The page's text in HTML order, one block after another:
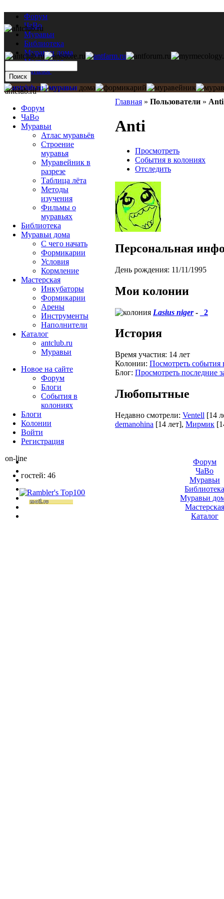
Форум
ЧаВо
Муравьи
Библиотека
Муравьи дома
Мастерская
Каталог
Главная » Пользователи » Anti
Anti
Просмотреть
События в колониях
Отследить
Персональная
День рождения: 11/11/1995
Мои колонии
Lasius niger- _2
История
Время участия: 14 лет
Колонии: Посмотреть события
Блог: Просмотреть последние
Любопытные
Недавно смотрели: Ventell [14
demanohina [14 лет], Мирмик
antclub.ru
Форум
ЧаВо
Муравьи
Атлас муравьёв
Строение
муравья
Муравейник в
разрезе
Таблица лёта
Методы
изучения
Фильмы о
муравьях
Библиотека
Муравьи дома
С чего начать
Формикарии
Условия
Кормление
Мастерская
Инкубаторы
Формикарии
Арены
Инструменты
Наполнители
Каталог
antclub.ru
Муравьи
Новое на сайте
Форум
Блоги
События в
колониях
Блоги
Колонии
Войти
Peгиcтpaция
on-line
гостей: 46
Форум
ЧаВо
Муравьи
Муравьи
Мастерская
Каталог